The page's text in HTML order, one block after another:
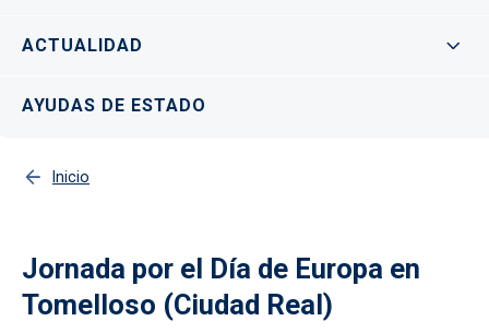
ACTUALIDAD
AYUDAS DE ESTADO
Inicio
Jornada por el Día de Europa en
Tomelloso (Ciudad Real)